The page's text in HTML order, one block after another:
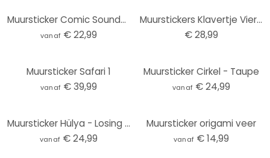
Muursticker Comic Soundeffect - Wow!
vanaf € 22,99
Muurstickers Klavertje Vier Set
€ 28,99
Muursticker Safari 1
vanaf € 39,99
Muursticker Cirkel - Taupe
vanaf € 24,99
Muursticker Hülya - Losing Memories
vanaf € 24,99
Muursticker origami veer
vanaf € 14,99